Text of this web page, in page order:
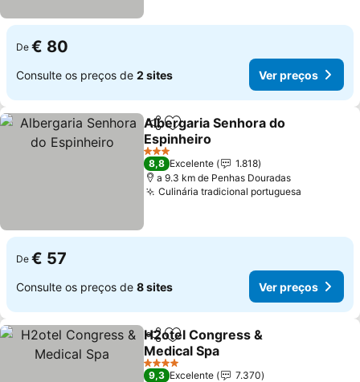
De € 80
Consulte os preços de 2 sites Ver preços
PartilharAdicionar aos favoritos
Albergaria Senhora do
Espinheiro
Ver preços
3 Estrelas
8,8 Excelente
1.818
a 9.3 km de Penhas Douradas
Culinária tradicional portuguesa
De € 57
Consulte os preços de 8 sites Ver preços
PartilharAdicionar aos favoritos
H2otel Congress &
Medical Spa
Ver preços
4 Estrelas
9,3 Excelente
7.370